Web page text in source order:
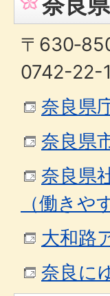
〒
0742-22-
奈良県
奈良県
奈良県
（働き
大和路
奈良に